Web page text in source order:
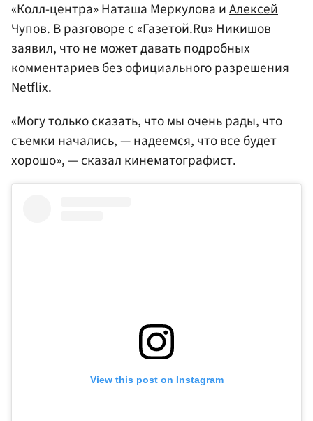
«Колл-центра» Наташа Меркулова иАлексей
Чупов. В разговоре с «Газетой.Ru» Никишов
заявил, что не может давать подробных
комментариев без официального разрешения
Netflix.
«Могу только сказать, что мы очень рады, что
съемки начались, — надеемся, что все будет
хорошо», — сказал кинематографист.
View this post on Instagram